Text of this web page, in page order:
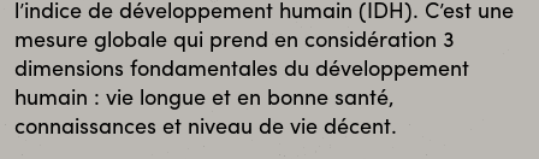
l’indice de développement humain (IDH). C’est une
mesure globale qui prend en considération 3
dimensions fondamentales du développement
humain : vie longue et en bonne santé,
connaissances et niveau de vie décent.